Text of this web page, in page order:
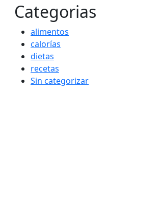
Categorias
alimentos
calorías
dietas
recetas
Sin categorizar